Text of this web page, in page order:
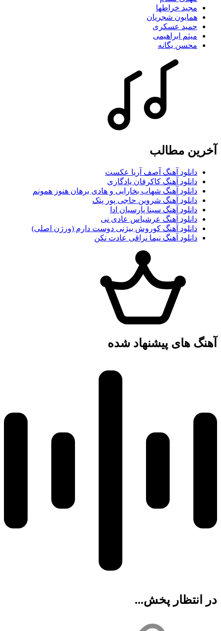
مجید خراطها
همایون شجریان
حمید عسکری
میثم ابراهیمی
محسن یگانه
آخرین مطالب
دانلود آهنگ آصف آریا عکست
دانلود آهنگ کاکرفان یادگاری
دانلود آهنگ شهاب بخارایی و هادی برهان هنوز همونم
دانلود آهنگ شروین حاجی پور پتک
دانلود آهنگ سینا پارسیان ادا
دانلود آهنگ عرشیاس عادی نی
دانلود آهنگ کوروش بیژنی دوست دارم (ورژن اصلی)
دانلود آهنگ نیما نراقی عادت نکن
آهنگ های پیشنهاد شده
در انتظار پخش...